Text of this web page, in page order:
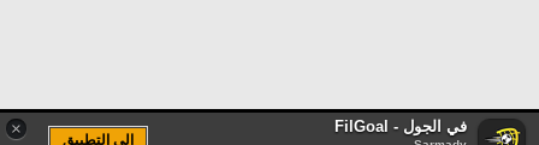
× في الجول - FilGoal
الى التطبيق